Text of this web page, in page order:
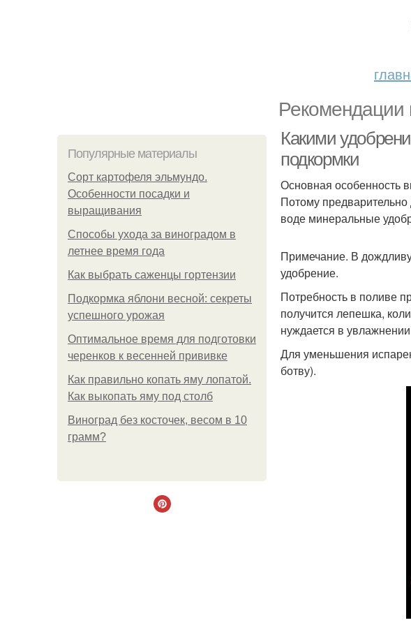
Популярные материалы
Сорт картофеля эльмундо.
Особенности посадки и
выращивания
Способы ухода за виноградом в
летнее время года
Как выбрать саженцы гортензии
Подкормка яблони весной: секреты
успешного урожая
Оптимальное время для подготовки
черенков к весенней прививке
Как правильно копать яму лопатой.
Как выкопать яму под столб
Виноград без косточек, весом в 10
грамм?
Какими
подкормки
Основная особенность
Потому
воде минеральные
Примечание. В
удобрение.
Потребность в поливе
получится лепешка,
нуждается в
Для уменьшения
ботву).